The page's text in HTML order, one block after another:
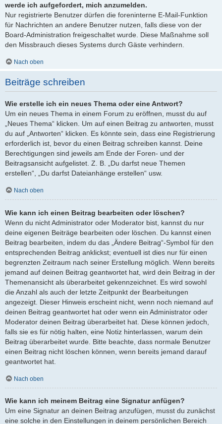
werde ich aufgefordert, mich anzumelden.
Nur registrierte Benutzer dürfen die foreninterne E-Mail-Funktion
für Nachrichten an andere Benutzer nutzen, falls diese von der
Board-Administration freigeschaltet wurde. Diese Maßnahme soll
den Missbrauch dieses Systems durch Gäste verhindern.
Nach oben
Beiträge schreiben
Wie erstelle ich ein neues Thema oder eine Antwort?
Um ein neues Thema in einem Forum zu eröffnen, musst du auf
„Neues Thema“ klicken. Um auf einen Beitrag zu antworten, musst
du auf „Antworten“ klicken. Es könnte sein, dass eine Registrierung
erforderlich ist, bevor du einen Beitrag schreiben kannst. Deine
Berechtigungen sind jeweils am Ende der Foren- und der
Beitragsansicht aufgelistet. Z. B. „Du darfst neue Themen
erstellen“, „Du darfst Dateianhänge erstellen“ usw.
Nach oben
Wie kann ich einen Beitrag bearbeiten oder löschen?
Wenn du nicht Administrator oder Moderator bist, kannst du nur
deine eigenen Beiträge bearbeiten oder löschen. Du kannst einen
Beitrag bearbeiten, indem du das „Ändere Beitrag“-Symbol für den
entsprechenden Beitrag anklickst; eventuell ist dies nur für einen
begrenzten Zeitraum nach seiner Erstellung möglich. Wenn bereits
jemand auf deinen Beitrag geantwortet hat, wird dein Beitrag in der
Themenansicht als überarbeitet gekennzeichnet. Es wird sowohl
die Anzahl als auch der letzte Zeitpunkt der Bearbeitungen
angezeigt. Dieser Hinweis erscheint nicht, wenn noch niemand auf
deinen Beitrag geantwortet hat oder wenn ein Administrator oder
Moderator deinen Beitrag überarbeitet hat. Diese können jedoch,
falls sie es für nötig halten, eine Notiz hinterlassen, warum dein
Beitrag überarbeitet wurde. Bitte beachte, dass normale Benutzer
einen Beitrag nicht löschen können, wenn bereits jemand darauf
geantwortet hat.
Nach oben
Wie kann ich meinem Beitrag eine Signatur anfügen?
Um eine Signatur an deinen Beitrag anzufügen, musst du zunächst
eine solche in den Einstellungen in deinem persönlichen Bereich